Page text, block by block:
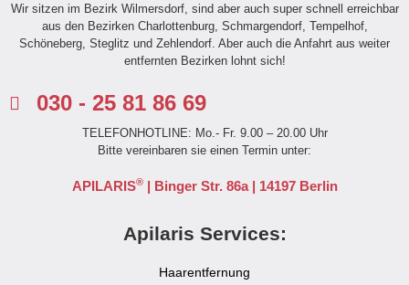
Wir sitzen im Bezirk Wilmersdorf, sind aber auch super schnell erreichbar
aus den Bezirken Charlottenburg, Schmargendorf, Tempelhof,
Schöneberg, Steglitz und Zehlendorf. Aber auch die Anfahrt aus weiter
entfernten Bezirken lohnt sich!
030 - 25 81 86 69
TELEFONHOTLINE: Mo.- Fr. 9.00 – 20.00 Uhr
Bitte vereinbaren sie einen Termin unter:
APILARIS®| Binger Str. 86a | 14197 Berlin
Apilaris Services:
Haarentfernung